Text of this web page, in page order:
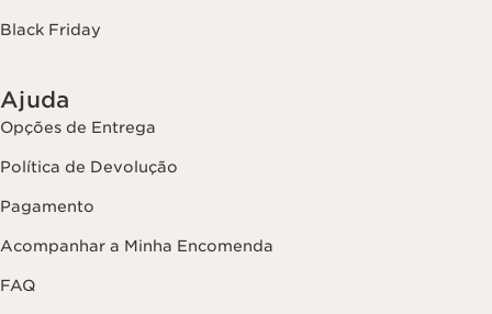
Black Friday
Ajuda
Opções de Entrega
Política de Devolução
Pagamento
Acompanhar a Minha Encomenda
FAQ